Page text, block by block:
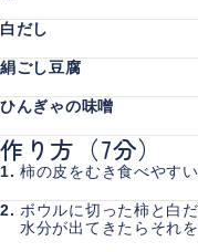
白だし
絹ごし豆腐
ひんぎゃの味噌
作り方 （7分）
1. 柿の皮をむき食べやす
2. ボウルに切った柿と白
水分が出てきたらそれを